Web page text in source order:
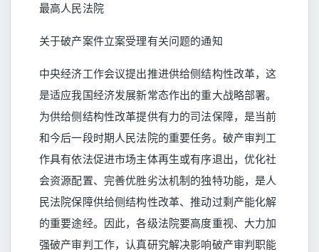
最高人民法院
关于破产案件立案受理有关问题的通知
中央经济工作会议提出推进供给侧结构性改革，这
是适应我国经济发展新常态作出的重大战略部署。
为供给侧结构性改革提供有力的司法保障，是当前
和今后一段时期人民法院的重要任务。破产审判工
作具有依法促进市场主体再生或有序退出，优化社
会资源配置、完善优胜劣汰机制的独特功能，是人
民法院保障供给侧结构性改革、推动过剩产能化解
的重要途经。因此，各级法院要高度重视、大力加
强破产审判工作，认真研究解决影响破产审判职能